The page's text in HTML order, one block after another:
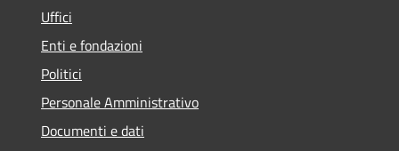
Uffici
Enti e fondazioni
Politici
Personale Amministrativo
Documenti e dati